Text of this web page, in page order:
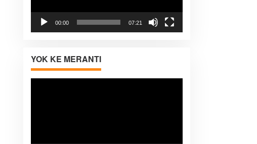
00:00 07:21
YOK KE MERANTI